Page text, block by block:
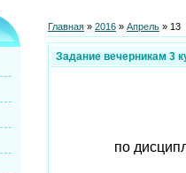
Главная » 2016 » Апрель » 13
Задание вечерникам 3
по